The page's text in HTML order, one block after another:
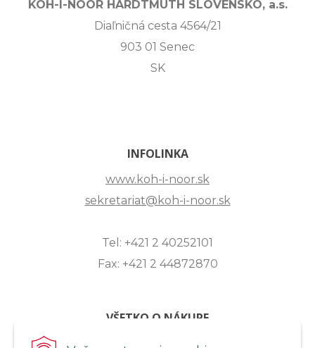
KOH-I-NOOR HARDTMUTH SLOVENSKO, a.s.
Diaľničná cesta 4564/21
903 01 Senec
SK
INFOLINKA
www.koh-i-noor.sk
sekretariat@koh-i-noor.sk
Tel: +421 2 40252101
Fax: +421 2 44872870
VŠETKO O NÁKUPE
ZASLANIE OTÁZKY